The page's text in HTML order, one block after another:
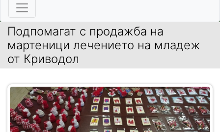
Подпомагат с продажба на
мартеници лечението на младеж
от Криводол